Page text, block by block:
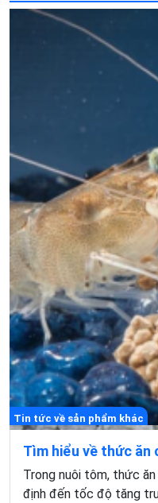
Tin tức về sản phẩm khác
Tìm hiểu về thức ăn
Trong nuôi tôm, thức
định đến tốc độ tăng